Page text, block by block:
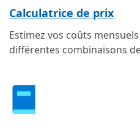
Calculatrice de prix
Estimez vos coûts
différentes combinaisons